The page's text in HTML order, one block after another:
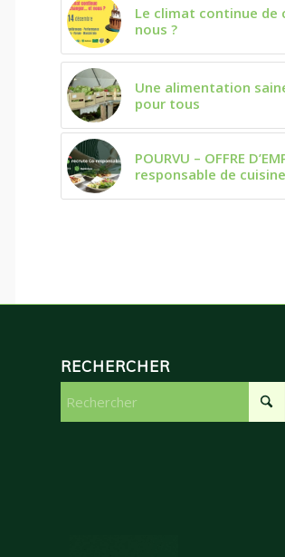
Le climat continue de
nous ?
Une alimentation
pour tous
POURVU – OFFRE
responsable de cuisine
RECHERCHER